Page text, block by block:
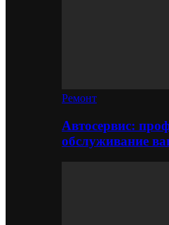
Ремонт
Автосервис:
обслуживание